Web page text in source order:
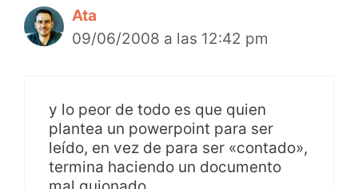
Ata
09/06/2008 a las 12:42 pm
y lo peor de todo es que quien
plantea un powerpoint para ser
leído, en vez de para ser «contado»,
termina haciendo un documento